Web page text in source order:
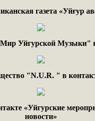
газета «Уйғур
Уйгурской Музыки"
"N.U.R. " в
«Уйгурские
новости»